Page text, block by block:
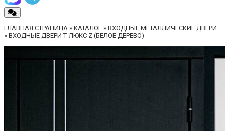
ГЛАВНАЯ СТРАНИЦА » КАТАЛОГ » ВХОДНЫЕ МЕТАЛЛИЧЕСКИЕ ДВЕРИ
» ВХОДНЫЕ ДВЕРИ Т-ЛЮКС Z (БЕЛОЕ ДЕРЕВО)